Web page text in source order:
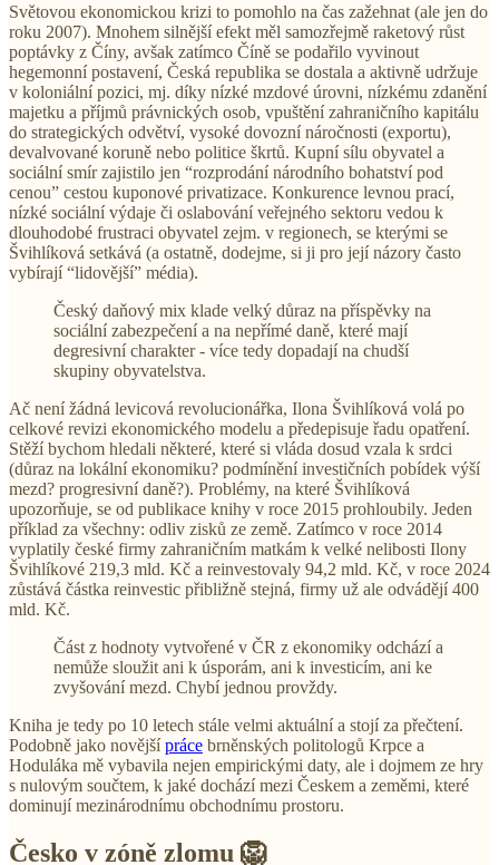
Světovou ekonomickou krizi to pomohlo na čas zažehnat (ale jen do
roku 2007). Mnohem silnější efekt měl samozřejmě raketový růst
poptávky z Číny, avšak zatímco Číně se podařilo vyvinout
hegemonní postavení, Česká republika se dostala a aktivně udržuje
v koloniální pozici, mj. díky nízké mzdové úrovni, nízkému zdanění
majetku a příjmů právnických osob, vpuštění zahraničního kapitálu
do strategických odvětví, vysoké dovozní náročnosti (exportu),
devalvované koruně nebo politice škrtů. Kupní sílu obyvatel a
sociální smír zajistilo jen “rozprodání národního bohatství pod
cenou” cestou kuponové privatizace. Konkurence levnou prací,
nízké sociální výdaje či oslabování veřejného sektoru vedou k
dlouhodobé frustraci obyvatel zejm. v regionech, se kterými se
Švihlíková setkává (a ostatně, dodejme, si ji pro její názory často
vybírají “lidovější” média).
Český daňový mix klade velký důraz na příspěvky na
sociální zabezpečení a na nepřímé daně, které mají
degresivní charakter - více tedy dopadají na chudší
skupiny obyvatelstva.
Ač není žádná levicová revolucionářka, Ilona Švihlíková volá po
celkové revizi ekonomického modelu a předepisuje řadu opatření.
Stěží bychom hledali některé, které si vláda dosud vzala k srdci
(důraz na lokální ekonomiku? podmínění investičních pobídek výší
mezd? progresivní daně?). Problémy, na které Švihlíková
upozorňuje, se od publikace knihy v roce 2015 prohloubily. Jeden
příklad za všechny: odliv zisků ze země. Zatímco v roce 2014
vyplatily české firmy zahraničním matkám k velké nelibosti Ilony
Švihlíkové 219,3 mld. Kč a reinvestovaly 94,2 mld. Kč, v roce 2024
zůstává částka reinvestic přibližně stejná, firmy už ale odvádějí 400
mld. Kč.
Část z hodnoty vytvořené v ČR z ekonomiky odchází a
nemůže sloužit ani k úsporám, ani k investicím, ani ke
zvyšování mezd. Chybí jednou provždy.
Kniha je tedy po 10 letech stále velmi aktuální a stojí za přečtení.
Podobně jako novějšípráce brněnských politologů Krpce a
Hoduláka mě vybavila nejen empirickými daty, ale i dojmem ze hry
s nulovým součtem, k jaké dochází mezi Českem a zeměmi, které
dominují mezinárodnímu obchodnímu prostoru.
Česko v zóně zlomu 🦁